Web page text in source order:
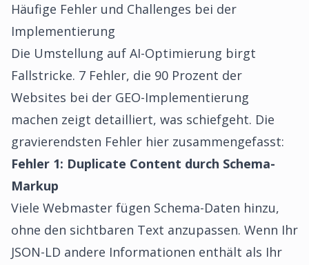
Häufige Fehler und Challenges bei der
Implementierung
Die Umstellung auf AI-Optimierung birgt
Fallstricke. 7 Fehler, die 90 Prozent der
Websites bei der GEO-Implementierung
machen zeigt detailliert, was schiefgeht. Die
gravierendsten Fehler hier zusammengefasst:
Fehler 1: Duplicate Content durch Schema-
Markup
Viele Webmaster fügen Schema-Daten hinzu,
ohne den sichtbaren Text anzupassen. Wenn Ihr
JSON-LD andere Informationen enthält als Ihr